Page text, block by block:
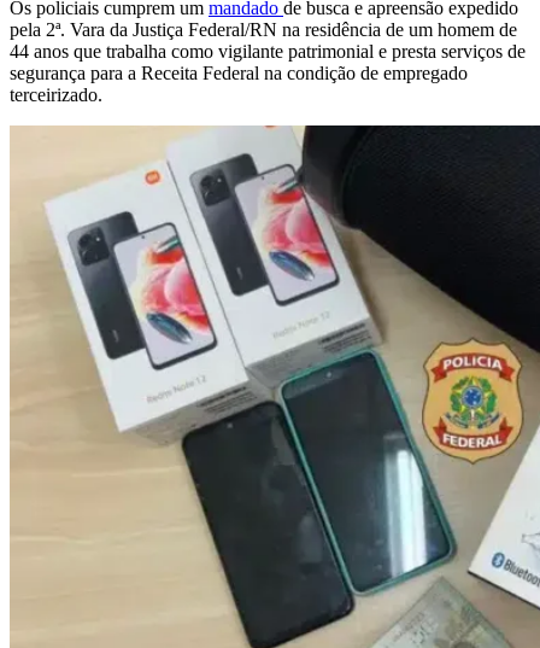
Os policiais cumprem um mandado de busca e apreensão expedido
pela 2ª. Vara da Justiça Federal/RN na residência de um homem de
44 anos que trabalha como vigilante patrimonial e presta serviços de
segurança para a Receita Federal na condição de empregado
terceirizado.